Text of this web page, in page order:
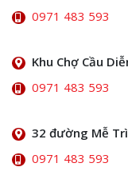
0971 483 593
Khu Chợ Cầu
0971 483 593
32 đường Mễ
0971 483 593